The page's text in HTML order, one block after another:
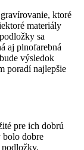
ktoré
materiály
sa
aj plnofarebná
výsledok
poradí najlepšie
pre ich dobrú
dobre